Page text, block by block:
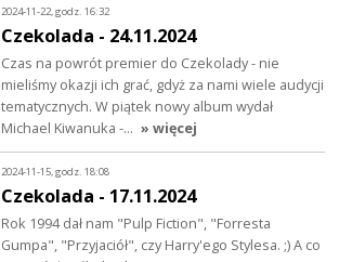
2024-11-22, godz. 16:32
Czekolada - 24.11.2024
Czas na powrót premier do Czekolady - nie
mieliśmy okazji ich grać, gdyż za nami wiele audycji
tematycznych. W piątek nowy album wydał
Michael Kiwanuka -… » więcej
2024-11-15, godz. 18:08
Czekolada - 17.11.2024
Rok 1994 dał nam "Pulp Fiction", "Forresta
Gumpa", "Przyjaciół", czy Harry'ego Stylesa. ;) A co